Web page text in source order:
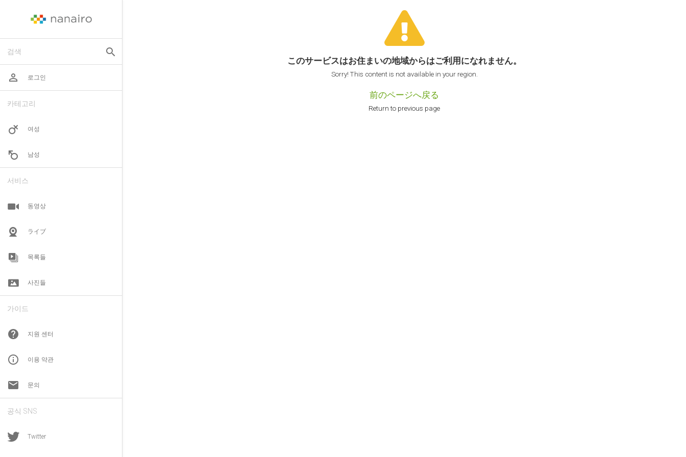
검색 search
perm_identity 로그인
카테고리
여성
남성
서비스
동영상
ライブ
목록들
사진들
가이드
help 지원 센터
info_outline 이용 약관
email 문의
공식 SNS
Twitter
このサービスはお住まいの地域からはご利用になれません。
Sorry! This content is not available in your region.
前のページへ戻る
Return to previous page